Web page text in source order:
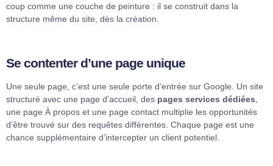
coup comme une couche de peinture : il se construit dans la
structure même du site, dès la création.
Se contenter d’une page unique
Une seule page, c’est une seule porte d’entrée sur Google. Un site
structuré avec une page d’accueil, des pages services dédiées
une page À propos et une page contact multiplie les opportunités
d’être trouvé sur des requêtes différentes. Chaque page est une
chance supplémentaire d’intercepter un client potentiel.